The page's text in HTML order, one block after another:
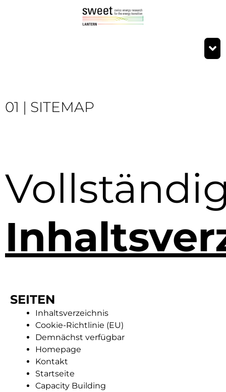
01 | SITEMAP
SEITEN
Inhaltsverzeichnis
Cookie-Richtlinie (EU)
Demnächst verfügbar
Homepage
Kontakt
Startseite
Capacity Building